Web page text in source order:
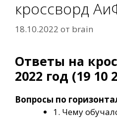
кроссворд
18.10.2022 от brain
Ответы на
2022 год (19 10
Вопросы по
1. Чему